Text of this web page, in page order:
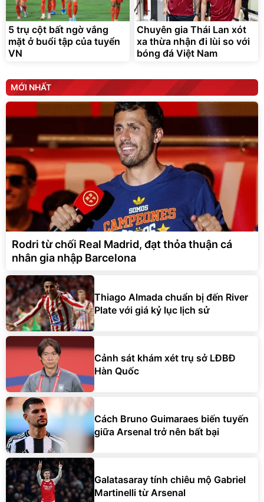
5 trụ cột bất ngờ vắng
mặt ở buổi tập của tuyển
VN
Chuyên gia Thái Lan xót
xa thừa nhận đi lùi so với
bóng đá Việt Nam
MỚI NHẤT
Rodri từ chối Real Madrid, đạt thỏa thuận cá
nhân gia nhập Barcelona
Thiago Almada chuẩn bị đến River
Plate với giá kỷ lục lịch sử
Cảnh sát khám xét trụ sở LĐBĐ
Hàn Quốc
Cách Bruno Guimaraes biến tuyến
giữa Arsenal trở nên bất bại
Galatasaray tính chiêu mộ Gabriel
Martinelli từ Arsenal